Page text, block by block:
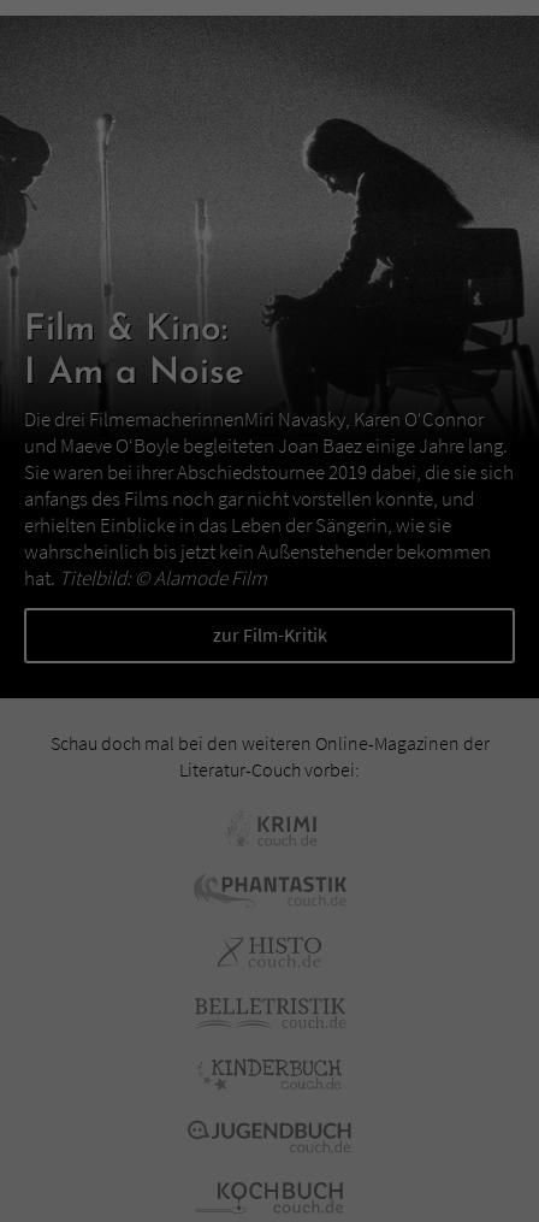
Film & Kino:
I Am a Noise
Die drei FilmemacherinnenMiri Navasky, Karen O‘Connor
und Maeve O‘Boyle begleiteten Joan Baez einige Jahre lang.
Sie waren bei ihrer Abschiedstournee 2019 dabei, die sie sich
anfangs des Films noch gar nicht vorstellen konnte, und
erhielten Einblicke in das Leben der Sängerin, wie sie
wahrscheinlich bis jetzt kein Außenstehender bekommen
hat. Titelbild: ©Alamode Film
zur Film-Kritik
Schau doch mal bei den weiteren Online-Magazinen der
Literatur-Couch vorbei: